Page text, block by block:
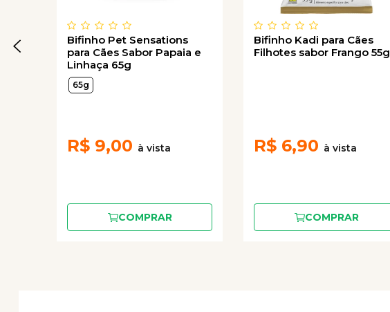
Bifinho Pet Sensations
para Cães Sabor Papaia e
Linhaça 65g
65g
R$ 9,00
COMPRAR
Bifinho Kadi para Cães
Filhotes sabor Frango 55g
R$ 6,90
COMPRAR